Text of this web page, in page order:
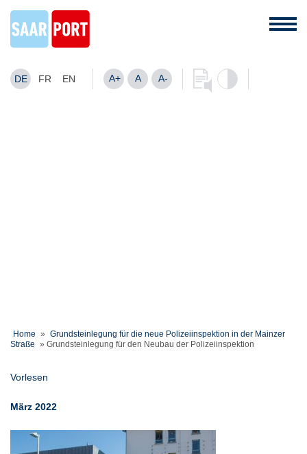
DE FR EN A+ A A-
Home » Grundsteinlegung für die neue Polizeiinspektion in der Mainzer
Straße » Grundsteinlegung für den Neubau der Polizeiinspektion
Vorlesen
März 2022